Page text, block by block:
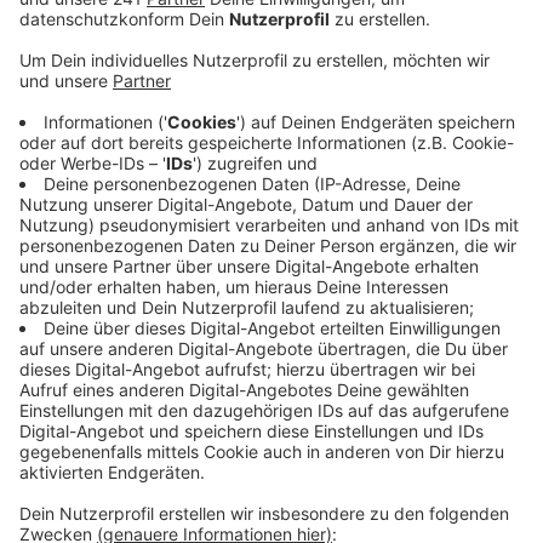
Auf dem Online-Weihnachtsmarkt der Agentur
Rheinline.
Anzeige
Agenturleiter Roland Goseberg sagt, es geht vor allem
darum, den Händlerinnen und Händlern trotz Corona
eine Plattform zu bieten. Zu jedem Online-Stand gibt
es einen kurzen Infotext was er anbietet, wo er
normalerweise stehen würde und wie man jetzt an die
Produkte kommt. Goseberg arbeitet aktuell außerdem
daran, einen Online-Shop zu integrieren, damit auch
direkt über die Seite eingekauft werden kann.
DG